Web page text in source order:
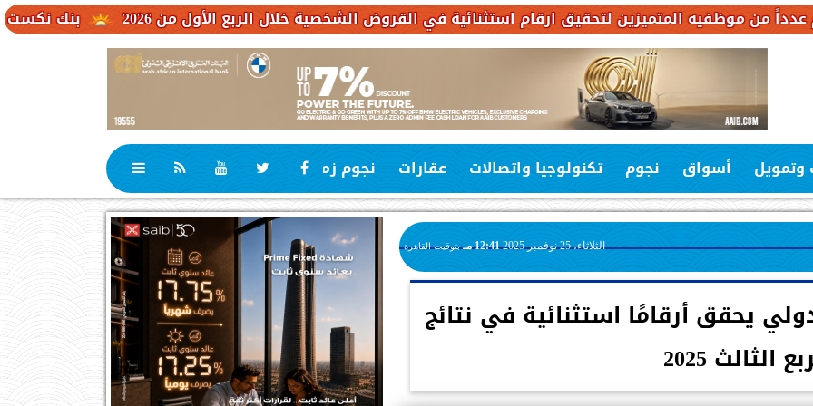
بنك نكست وكاف للتأمين المتميزين لتحقيق ارقام استثنائية في القروض الشخصية خلال الربع الأول من 2026
وتمويل أسواق نجوم تكنولوجيا واتصالات عقارات نجوم زمان رياضة
الثلاثاء، 25 نوفمبر 2025 12:41 مـ بتوقيت القاهرة
يحقق أرقامًا استثنائية في نتائج
الثالث 2025